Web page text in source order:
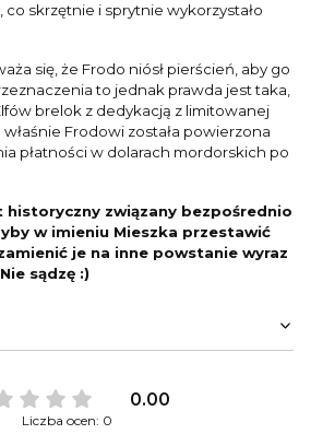
co skrzętnie i sprytnie wykorzystało
się, że Frodo niósł pierścień, aby go
to jednak prawda jest taka,
brelok z dedykacją z limitowanej
Frodowi została powierzona
płatności w dolarach mordorskich po
historyczny związany bezpośrednio
w imieniu Mieszka przestawić
je na inne powstanie wyraz
sądzę :)
0.00
Liczba ocen: 0